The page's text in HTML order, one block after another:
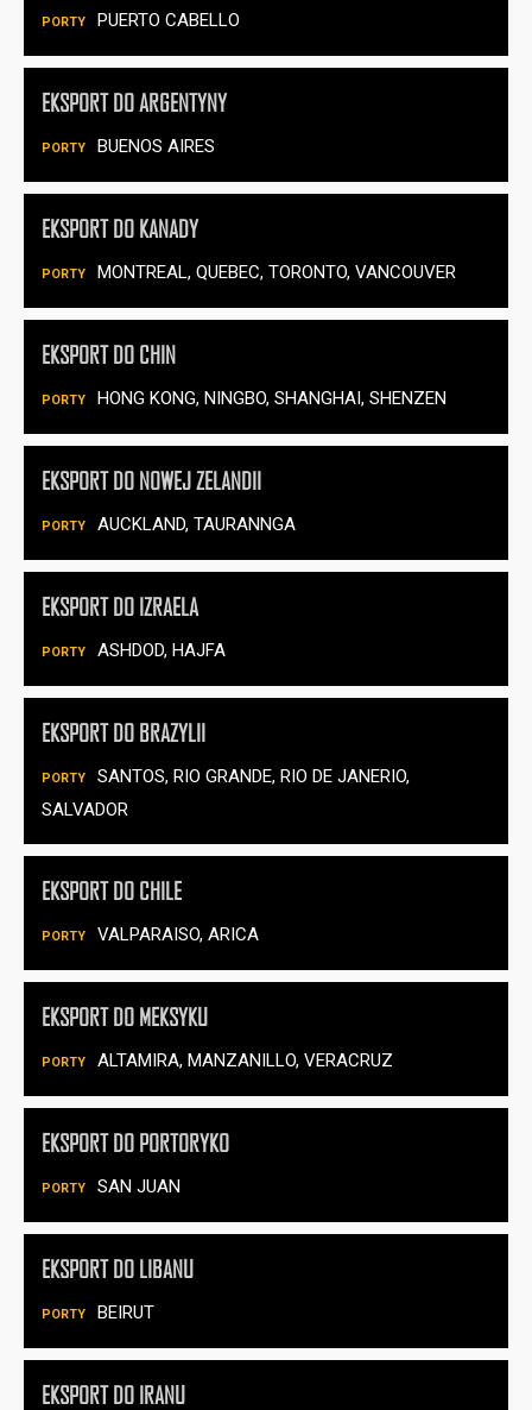
PUERTO CABELLO
EKSPORT DO ARGENTYNY
BUENOS AIRES
EKSPORT DO KANADY
MONTREAL, QUEBEC, TORONTO, VANCOUVER
EKSPORT DO CHIN
HONG KONG, NINGBO, SHANGHAI, SHENZEN
EKSPORT DO NOWEJ ZELANDII
AUCKLAND, TAURANNGA
EKSPORT DO IZRAELA
ASHDOD, HAJFA
EKSPORT DO BRAZYLII
SANTOS, RIO GRANDE, RIO DE JANERIO,
SALVADOR
EKSPORT DO CHILE
VALPARAISO, ARICA
EKSPORT DO MEKSYKU
ALTAMIRA, MANZANILLO, VERACRUZ
EKSPORT DO PORTORYKO
SAN JUAN
EKSPORT DO LIBANU
BEIRUT
EKSPORT DO IRANU